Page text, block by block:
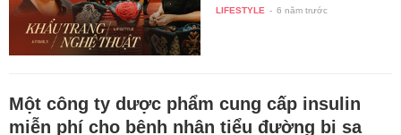
việc…
LIFESTYLE - 6 năm trước
Một công ty dược phẩm cung cấp insulin
miễn phí cho bệnh nhân tiểu đường bị sa